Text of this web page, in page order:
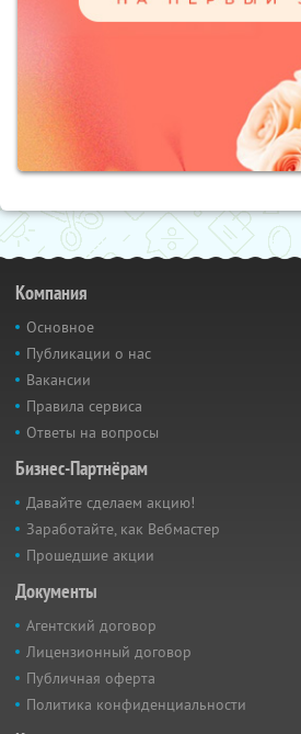
Компания
Основное
Публикации о нас
Вакансии
Правила сервиса
Ответы на вопросы
Бизнес-Партнёрам
Давайте сделаем акцию!
Заработайте, как Вебмастер
Прошедшие акции
Документы
Агентский договор
Лицензионный договор
Публичная оферта
Политика конфиденциальности